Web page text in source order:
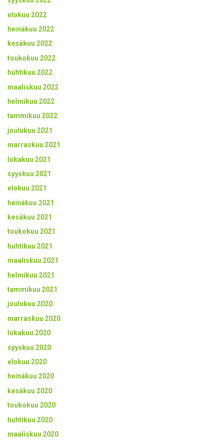
elokuu 2022
heinäkuu 2022
kesäkuu 2022
toukokuu 2022
huhtikuu 2022
maaliskuu 2022
helmikuu 2022
tammikuu 2022
joulukuu 2021
marraskuu 2021
lokakuu 2021
syyskuu 2021
elokuu 2021
heinäkuu 2021
kesäkuu 2021
toukokuu 2021
huhtikuu 2021
maaliskuu 2021
helmikuu 2021
tammikuu 2021
joulukuu 2020
marraskuu 2020
lokakuu 2020
syyskuu 2020
elokuu 2020
heinäkuu 2020
kesäkuu 2020
toukokuu 2020
huhtikuu 2020
maaliskuu 2020